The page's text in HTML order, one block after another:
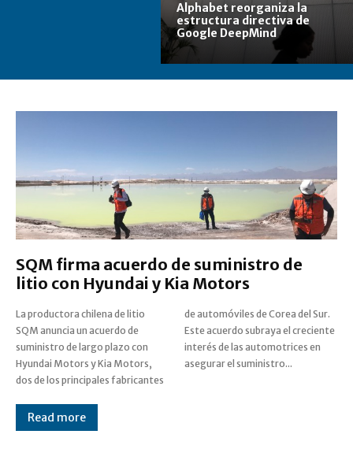
Alphabet reorganiza la
estructura directiva de
Google DeepMind
SQM firma acuerdo de suministro de
litio con Hyundai y Kia Motors
La productora chilena de litio
SQM anuncia un acuerdo de
suministro de largo plazo con
Hyundai Motors y Kia Motors,
dos de los principales fabricantes
de automóviles de Corea del Sur.
Este acuerdo subraya el creciente
interés de las automotrices en
asegurar el suministro...
Read more